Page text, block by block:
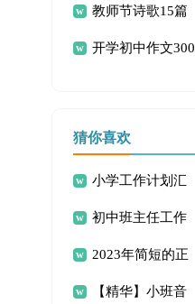
文300字3篇
教师节诗歌15篇
开学初中作文300
猜你喜欢
小学工作计划汇
总[5篇]
初中班主任工作
计划2023年简短的正
能量的励志语录65
【精华】小班音